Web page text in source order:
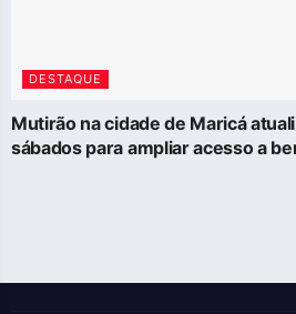
DESTAQUE
Mutirão na cidade de Maricá
sábados para ampliar acesso a